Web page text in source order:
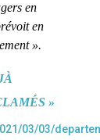
en
en
».
»
03/03/